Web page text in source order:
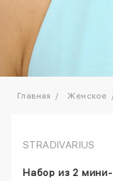
Главная Женское
STRADIVARIUS
Набор из 2